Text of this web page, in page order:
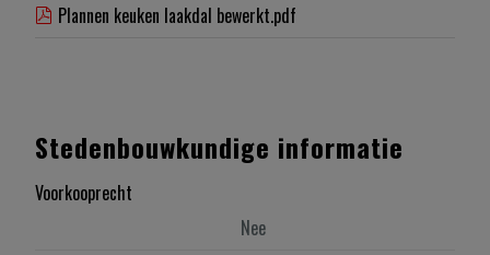
Plannen keuken laakdal bewerkt.pdf
Stedenbouwkundige informatie
Voorkooprecht
Nee